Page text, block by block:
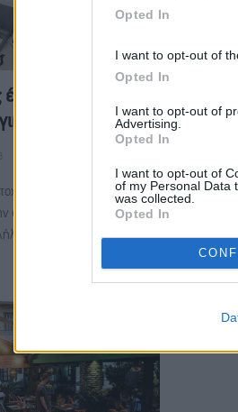
Opted In
I want to opt-out of
Opted In
I want to opt-out of
Advertising.
Opted In
I want to opt-out of
of my Personal Data
was collected.
Opted In
– Τι ισχύει
σε όλο το Δημόσιο,
αύξηση της
μεμονωμένα όσο…
-Τι
Τη
του…